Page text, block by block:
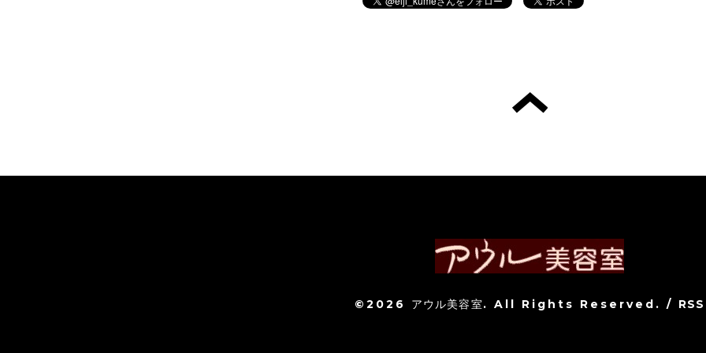
©2026 アウル美容室. All Rights Reserved. / RSS